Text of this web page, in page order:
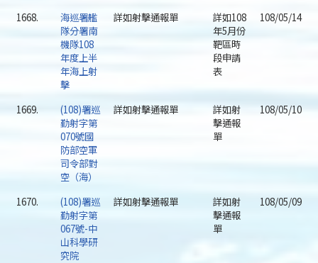
1668.
海巡署艦
隊分署南
機隊108
年度上半
年海上射
擊
詳如射擊通報單
詳如108
年5月份
靶區時
段申請
表
108/05/14
1669.
(108)署巡
勤射字第
070號國
防部空軍
司令部對
空（海）
詳如射擊通報單
詳如射
擊通報
單
108/05/10
1670.
(108)署巡
勤射字第
067號-中
山科學研
究院
詳如射擊通報單
詳如射
擊通報
單
108/05/09